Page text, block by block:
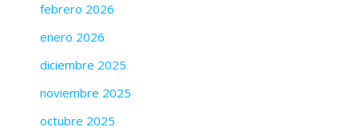
febrero 2026
enero 2026
diciembre 2025
noviembre 2025
octubre 2025